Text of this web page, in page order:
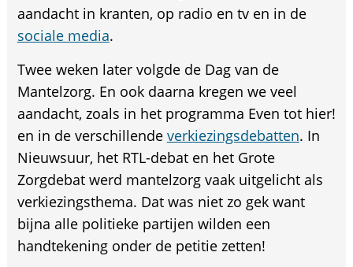
aandacht in kranten, op radio en tv en in de
sociale media.
Twee weken later volgde de Dag van de
Mantelzorg. En ook daarna kregen we veel
aandacht, zoals in het programma Even tot hier!
en in de verschillende verkiezingsdebatten. In
Nieuwsuur, het RTL-debat en het Grote
Zorgdebat werd mantelzorg vaak uitgelicht als
verkiezingsthema. Dat was niet zo gek want
bijna alle politieke partijen wilden een
handtekening onder de petitie zetten!